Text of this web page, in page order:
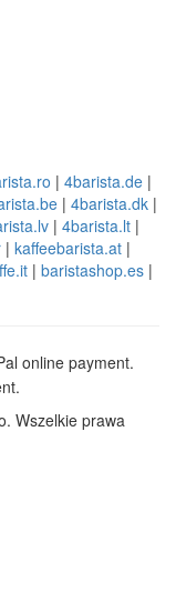
| 4barista.de |
| 4barista.dk|
| 4barista.lt |
| kaffeebarista.at|
| baristashop.es|
Wszelkie prawa